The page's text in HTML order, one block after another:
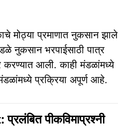
मोठ्या प्रमाणात नुकसान झाले
नुकसान भरपाईसाठी पात्र
करण्यात आली. काही मंडळांमध्ये
प्रक्रिया अपूर्ण आहे.
पीकविमाप्रश्नी